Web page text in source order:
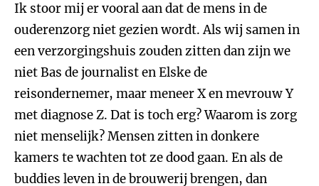
Ik stoor mij er vooral aan dat de mens in de
ouderenzorg niet gezien wordt. Als wij samen in
een verzorgingshuis zouden zitten dan zijn we
niet Bas de journalist en Elske de
reisondernemer, maar meneer X en mevrouw Y
met diagnose Z. Dat is toch erg? Waarom is zorg
niet menselijk? Mensen zitten in donkere
kamers te wachten tot ze dood gaan. En als de
buddies leven in de brouwerij brengen, dan